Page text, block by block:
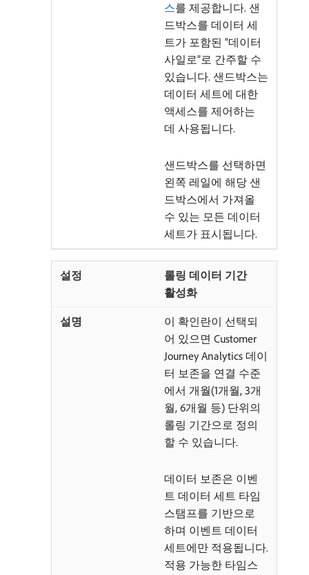
스를 제공합니다. 샌
드박스를 데이터 세
트가 포함된 “데이터
사일로”로 간주할 수
있습니다. 샌드박스는
데이터 세트에 대한
액세스를 제어하는
데 사용됩니다.
샌드박스를 선택하면
왼쪽 레일에 해당 샌
드박스에서 가져올
수 있는 모든 데이터
세트가 표시됩니다.
롤링 데이터 기간
활성화
이 확인란이 선택되
어 있으면 Customer
Journey Analytics 데이
터 보존을 연결 수준
에서 개월(1개월, 3개
월, 6개월 등) 단위의
롤링 기간으로 정의
할 수 있습니다.
데이터 보존은 이벤
트 데이터 세트 타임
스탬프를 기반으로
하며 이벤트 데이터
세트에만 적용됩니다.
적용 가능한 타임스